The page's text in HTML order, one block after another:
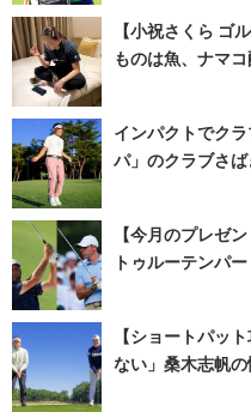
【小祝さくら
ものは魚、ナマ
インパクトでク
パ」のクラブさ
【今月のプレゼ
トゥルーテンパ
【ショートパッ
ない」桑木志帆